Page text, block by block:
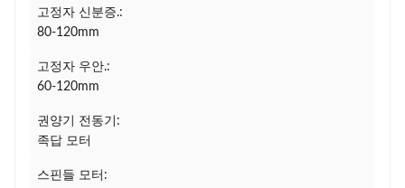
고정자 신분증.:
80-120mm
고정자 우안.:
60-120mm
권양기 전동기:
족답 모터
스핀들 모터: